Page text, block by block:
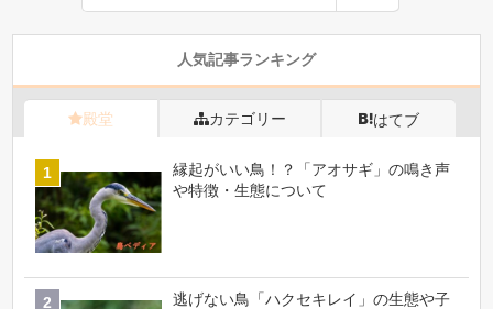
人気記事ランキング
殿堂 カテゴリー はてブ
縁起がいい鳥！？「アオサギ」の鳴き声
や特徴・生態について
逃げない鳥「ハクセキレイ」の生態や子